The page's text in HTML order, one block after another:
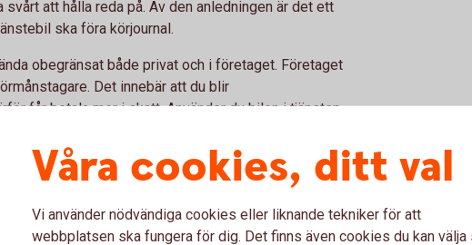
att hålla reda på. Av den anledningen är det ett
ska föra körjournal.
obegränsat både privat och i företaget. Företaget
Det innebär att du blir
får betala mer i skatt. Använder du bilen i tjänsten
mindre milersättning från företaget.
viktigaste skillnaden på de båda biltyperna är hur
vem som blir skattepliktig för bilen.
”personalbil” om du som privatperson står för bilens
Våra cookies, ditt val
Vi använder nödvändiga cookies eller liknande tekniker för att
webbplatsen ska fungera för dig. Det finns även cookies du kan välja